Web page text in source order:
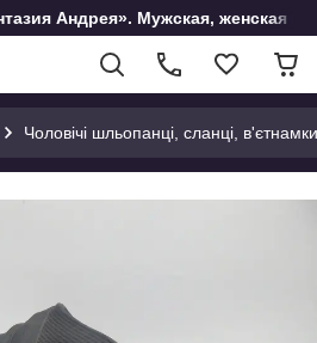
Андрея». Мужская, женская и
Чоловічі шльопанці, сланці,